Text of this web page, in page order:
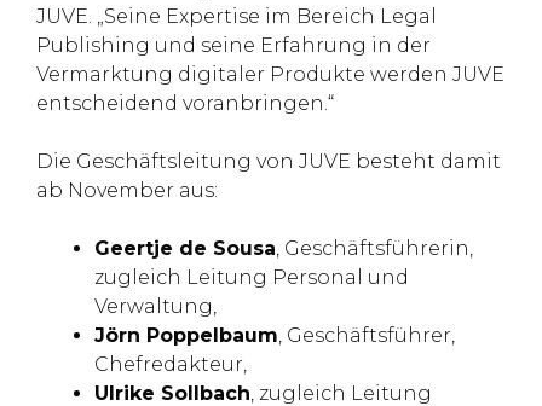
JUVE. „Seine Expertise im Bereich Legal
Publishing und seine Erfahrung in der
Vermarktung digitaler Produkte werden JUVE
entscheidend voranbringen.“
Die Geschäftsleitung von JUVE besteht damit
ab November aus:
Geertje de Sousa, Geschäftsführerin,
zugleich Leitung Personal und
Verwaltung,
Jörn Poppelbaum, Geschäftsführer,
Chefredakteur,
Ulrike Sollbach, zugleich Leitung